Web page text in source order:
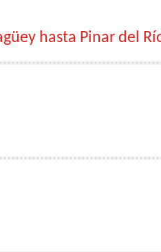
hasta Pinar del